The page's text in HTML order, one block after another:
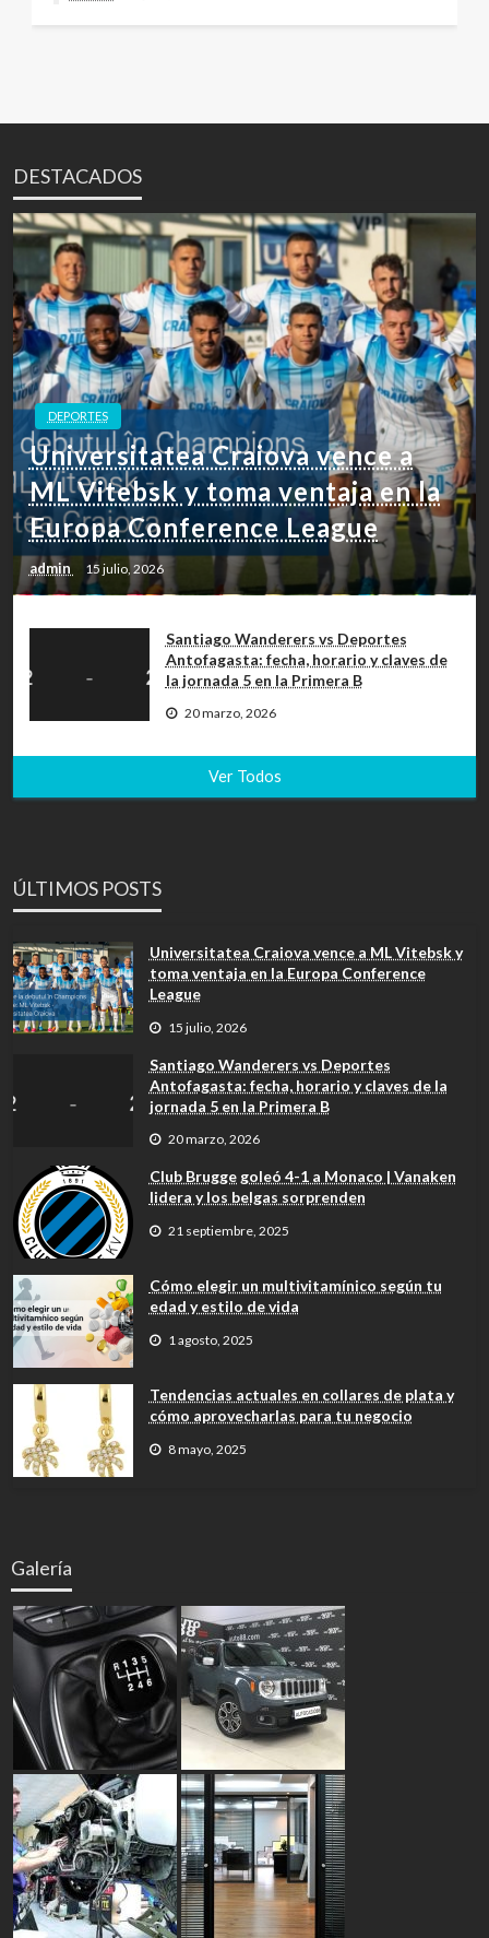
DESTACADOS
DEPORTES
Universitatea Craiova vence a
ML Vitebsk y toma ventaja en la
Europa Conference League
admin 15 julio, 2026
Santiago Wanderers vs Deportes
Antofagasta: fecha, horario y claves de
la jornada 5 en la Primera B
20 marzo, 2026
Ver Todos
ÚLTIMOS POSTS
Universitatea Craiova vence a ML Vitebsk y
toma ventaja en la Europa Conference
League
15 julio, 2026
Santiago Wanderers vs Deportes
Antofagasta: fecha, horario y claves de la
jornada 5 en la Primera B
20 marzo, 2026
Club Brugge goleó 4-1 a Monaco | Vanaken
lidera y los belgas sorprenden
21 septiembre, 2025
Cómo elegir un multivitamínico según tu
edad y estilo de vida
1 agosto, 2025
Tendencias actuales en collares de plata y
cómo aprovecharlas para tu negocio
8 mayo, 2025
Galería